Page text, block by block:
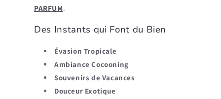
PARFUM.
Des Instants qui Font du Bien
Évasion Tropicale
Ambiance Cocooning
Souvenirs de Vacances
Douceur Exotique